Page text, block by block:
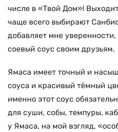
числе в «Твой Дом»!
чаще всего выбирают
добавляет мне
соевый соус своим друзьям.
Ямаса имеет точный и
соуса и красивый тёмный
именно этот соус
для суши, собы, темпуры,
у Ямаса, на мой взгляд,